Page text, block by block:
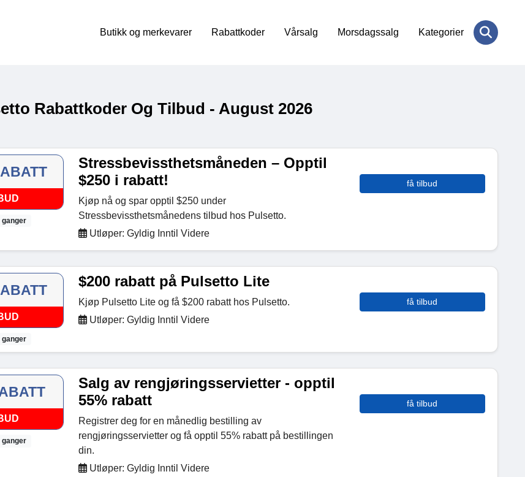
Butikk og merkevarer Rabattkoder Vårsalg Morsdagssalg Kategorier
Rabattkoder Og Tilbud - August 2026
ganger
Stressbevissthetsmåneden – Opptil
$250 i rabatt!
Kjøp nå og spar opptil $250 under
Stressbevissthetsmånedens tilbud hos Pulsetto.
Utløper: Gyldig Inntil Videre
få tilbud
ganger
$200 rabatt på Pulsetto Lite
Kjøp Pulsetto Lite og få $200 rabatt hos Pulsetto.
Utløper: Gyldig Inntil Videre
få tilbud
ganger
Salg av rengjøringsservietter - opptil
55% rabatt
Registrer deg for en månedlig bestilling av
rengjøringsservietter og få opptil 55% rabatt på bestillingen
din.
Utløper: Gyldig Inntil Videre
få tilbud